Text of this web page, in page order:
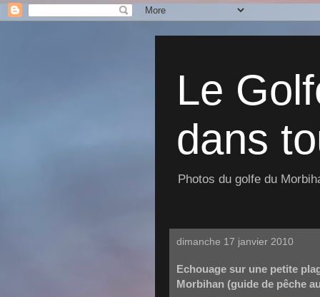
Le
dans
Photos du golfe du
dimanche 17 janvier 2010
Echouage sur une petite
Morbihan (guide de pêche